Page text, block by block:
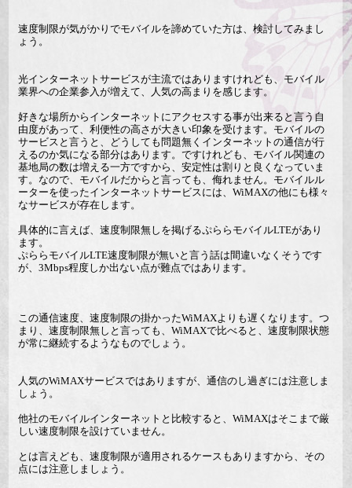
速度制限が気がかりでモバイルを諦めていた方は、検討してみまし
ょう。
光インターネットサービスが主流ではありますけれども、モバイル
業界への企業参入が増えて、人気の高まりを感じます。
好きな場所からインターネットにアクセスする事が出来ると言う自
由度があって、利便性の高さが大きい印象を受けます。モバイルの
サービスと言うと、どうしても問題無くインターネットの通信が行
えるのか気になる部分はあります。ですけれども、モバイル関連の
基地局の数は増える一方ですから、安定性は割りと良くなっていま
す。なので、モバイルだからと言っても、侮れません。モバイルル
ーターを使ったインターネットサービスには、WiMAXの他にも様々
なサービスが存在します。
具体的に言えば、速度制限無しを掲げるぷららモバイルLTEがあり
ます。
ぷららモバイルLTE速度制限が無いと言う話は間違いなくそうです
が、3Mbps程度しか出ない点が難点ではあります。
この通信速度、速度制限の掛かったWiMAXよりも遅くなります。つ
まり、速度制限無しと言っても、WiMAXで比べると、速度制限状態
が常に継続するようなものでしょう。
人気のWiMAXサービスではありますが、通信のし過ぎには注意しま
しょう。
他社のモバイルインターネットと比較すると、WiMAXはそこまで厳
しい速度制限を設けていません。
とは言えども、速度制限が適用されるケースもありますから、その
点には注意しましょう。